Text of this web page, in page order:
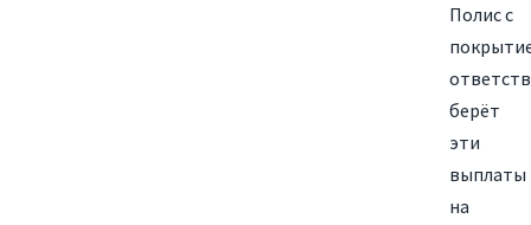
Полис с
берёт
эти
выплаты
на